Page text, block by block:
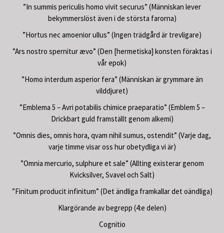
”In summis periculis homo vivit securus” (Människan lever
bekymmerslöst även i de största farorna)
”Hortus nec amoenior ullus” (Ingen trädgård är trevligare)
”Ars nostro spernitur ævo” (Den [hermetiska] konsten föraktas i
vår epok)
”Homo interdum asperior fera” (Människan är grymmare än
vilddjuret)
”Emblema 5 – Avri potabilis chimice praeparatio” (Emblem 5 –
Drickbart guld framställt genom alkemi)
”Omnis dies, omnis hora, qvam nihil sumus, ostendit” (Varje dag,
varje timme visar oss hur obetydliga vi är)
”Omnia mercurio, sulphure et sale” (Allting existerar genom
Kvicksilver, Svavel och Salt)
”Finitum producit infinitum” (Det ändliga framkallar det oändliga)
Klargörande av begrepp (4:e delen)
Cognitio